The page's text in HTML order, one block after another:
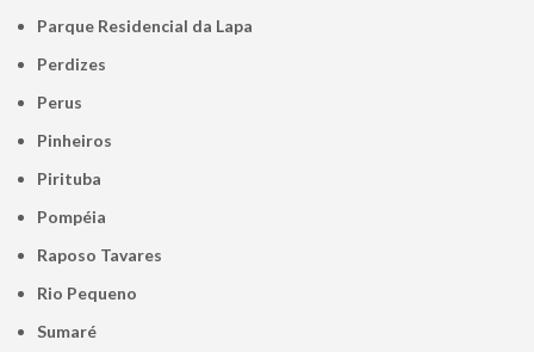
Parque Residencial da Lapa
Perdizes
Perus
Pinheiros
Pirituba
Pompéia
Raposo Tavares
Rio Pequeno
Sumaré